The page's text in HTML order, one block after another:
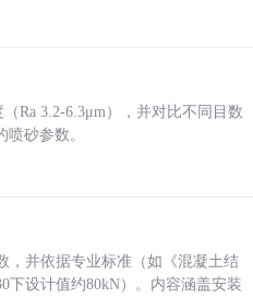
Ra 3.2-6.3μm），并对比不同目数
砂参数。
，并依据专业标准（如《混凝土结
下设计值约80kN）。内容涵盖安装